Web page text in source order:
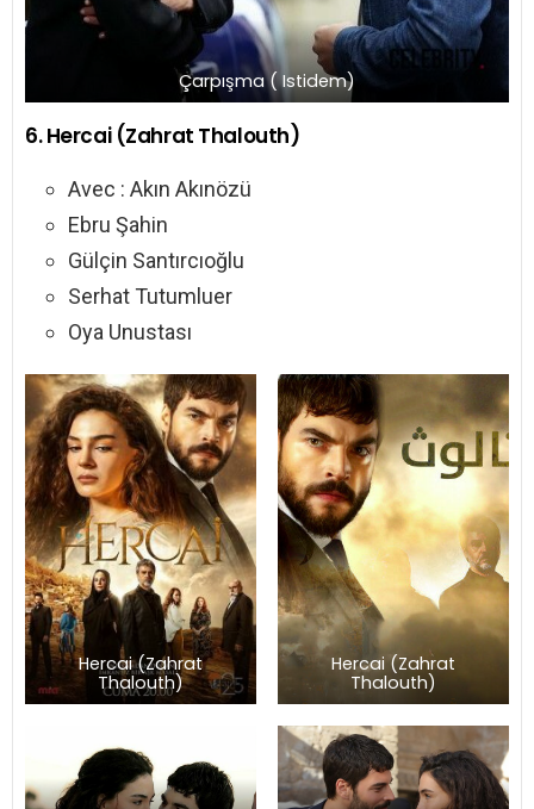
Çarpışma ( Istidem)
6. Hercai (Zahrat Thalouth)
Avec : Akın Akınözü
Ebru Şahin
Gülçin Santırcıoğlu
Serhat Tutumluer
Oya Unustası
Hercai (Zahrat
Thalouth)
Hercai (Zahrat
Thalouth)